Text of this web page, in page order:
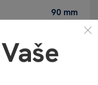
90 mm